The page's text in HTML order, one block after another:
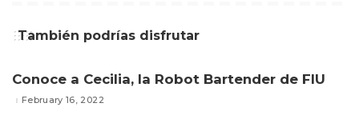
También podrías disfrutar
Conoce a Cecilia, la Robot Bartender de FIU
February 16, 2022